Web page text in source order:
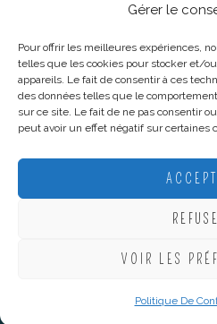
Gérer le
Pour offrir les meilleures expériences,
telles que les cookies pour stocker et/
appareils. Le fait de consentir à ces
des données telles que le
sur ce site. Le fait de ne pas consentir
peut avoir un effet négatif sur certaines
VOIR LES
Politique De
CGV
Politique De
Plan du